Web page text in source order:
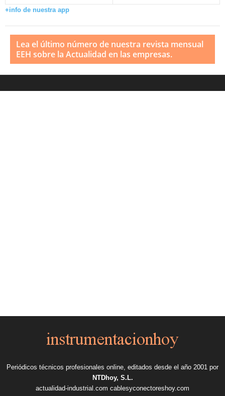
+info de nuestra app
Lea el último número de nuestra revista mensual
EEH sobre la Actualidad en las empresas.
Periódicos técnicos profesionales online, editados desde el año 2001 por
NTDhoy, S.L.
actualidad-industrial.com cablesyconectoreshoy.com